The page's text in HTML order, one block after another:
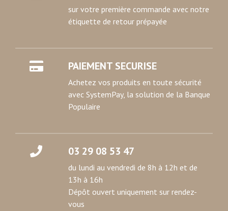
médias sociaux et d'analyser notre trafic. Nous
partageons également des informations sur l'utilisation de
publicité et d'analyse, qui peuvent combiner celles-ci
avec d'autres informations que vous leur avez fournies
ou qu'ils ont collectées lors de votre utilisation de leurs
sur votre première commande avec notre
étiquette de retour prépayée
PAIEMENT SECURISE
Achetez vos produits en toute sécurité
avec SystemPay, la solution de la Banque
Populaire
03 29 08 53 47
du lundi au vendredi de 8h à 12h et de
13h à 16h
Dépôt ouvert uniquement sur rendez-
vous